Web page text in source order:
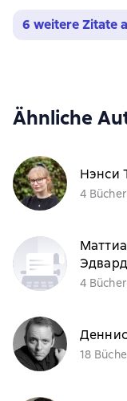
6 weitere Zitate
Ähnliche
Нэнси
4 Bücher
4 Bücher
18